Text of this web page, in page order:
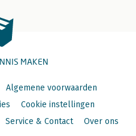
MAKEN
Algemene voorwaarden
Cookie instellingen
Service & Contact Over ons